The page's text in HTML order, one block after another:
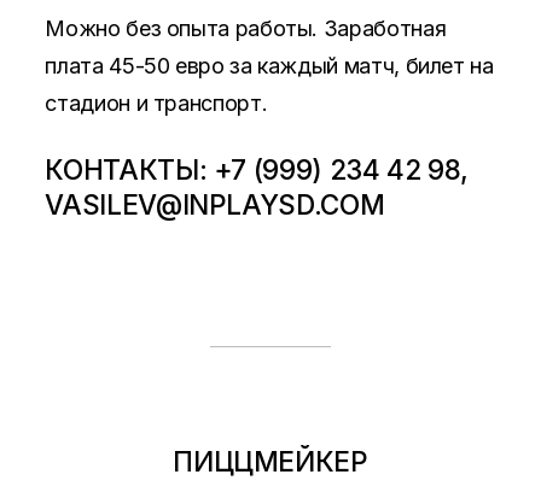
Можно без опыта работы. Заработная
плата 45-50 евро за каждый матч, билет на
стадион и транспорт.
КОНТАКТЫ: +7 (999) 234 42 98,
VASILEV@INPLAYSD.COM
ПИЦЦМЕЙКЕР